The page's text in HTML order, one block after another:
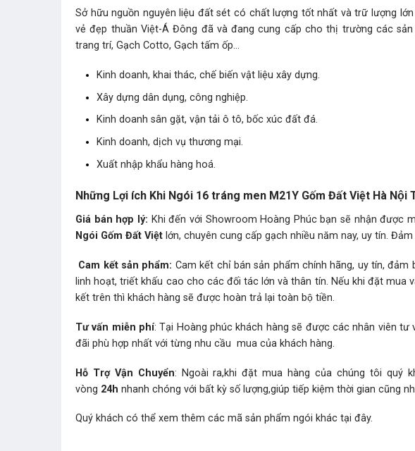
Sở hữu nguồn nguyên liệu đất sét có chất lượng tốt nhất và trữ lượng
vẻ đẹp thuần Việt-Á Đông đã và đang cung cấp cho thị trường các
trang trí, Gạch Cotto, Gạch tấm ốp…
Kinh doanh, khai thác, chế biến vật liệu xây dựng.
Xây dựng dân dụng, công nghiệp.
Kinh doanh sân gặt, vận tải ô tô, bốc xúc đất đá.
Kinh doanh, dịch vụ thương mại.
Xuất nhập khẩu hàng hoá.
Những Lợi ích Khi Ngói 16 tráng men M21Y Gốm Đất Việt Hà
Giá bán hợp lý: Khi đến với Showroom Hoàng Phúc bạn sẽ nhận được
Ngói Gốm Đất Việt lớn, chuyên cung cấp gạch nhiều năm nay, uy tín.
Cam kết sản phẩm: Cam kết chỉ bán sản phẩm chính hãng, uy tín,
linh hoạt, triết khấu cao cho các đối tác lớn và thân tín. Nếu khi đặt mua
kết trên thì khách hàng sẽ được hoàn trả lại toàn bộ tiền.
Tư vấn miễn phí: Tại Hoàng phúc khách hàng sẽ được các nhân viên
đãi phù hợp nhất với từng nhu cầu mua của khách hàng.
Hỗ Trợ Vận Chuyển: Ngoài ra,khi đặt mua hàng của chúng tôi quý
vòng 24h nhanh chóng với bất kỳ số lượng,giúp tiếp kiệm thời gian cũng
Quý khách có thể xem thêm các mã sản phẩm ngói khác tại đây.